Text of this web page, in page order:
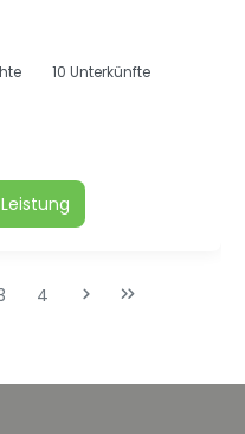
10 Unterkünfte
4